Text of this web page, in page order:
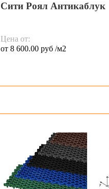
Сити Роял Антикаблук
Цена от:
от 8 600.00 руб /м2